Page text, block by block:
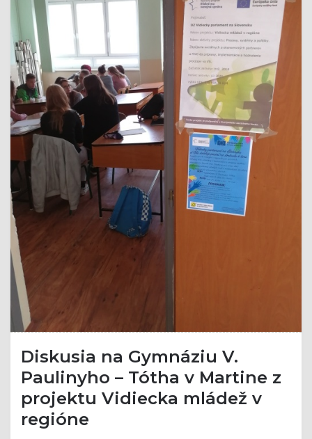
Diskusia na Gymnáziu V.
Paulinyho – Tótha v Martine z
projektu Vidiecka mládež v
regióne